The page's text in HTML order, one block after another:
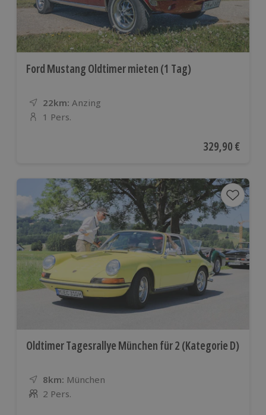
Ford Mustang Oldtimer mieten (1 Tag)
22km: Entfernung
Standort
Anzing
Anzahl der Teilnehmer
1 Pers.
Aktueller Preis
329,90 €
Oldtimer Tagesrallye München für 2 (Kategorie D)
8km: Entfernung
Standort
München
Anzahl der Teilnehmer
2 Pers.